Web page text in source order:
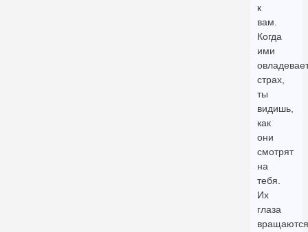
к
вам.
Когда
ими
страх,
ты
видишь,
как
они
смотрят
на
тебя.
Их
глаза